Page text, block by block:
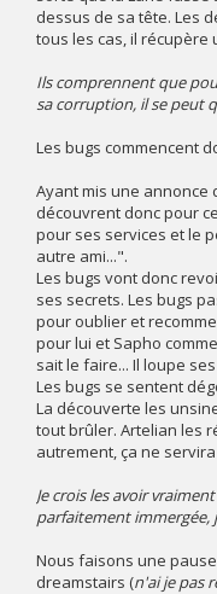
dessus de sa tête. Les
tous les cas, il
Ils comprennent que
sa corruption, il se peut
Les bugs commencent
Ayant mis une annonce
découvrent donc pour
pour ses services et le
autre ami...".
Les bugs vont donc
ses secrets. Les bugs
pour oublier et
pour lui et Sapho
sait le faire... Il loupe
Les bugs se sentent
La découverte les
tout brûler. Artelian les
autrement, ça ne
Je crois les avoir
parfaitement immergée,
Nous faisons une
dreamstairs (n'ai je pas